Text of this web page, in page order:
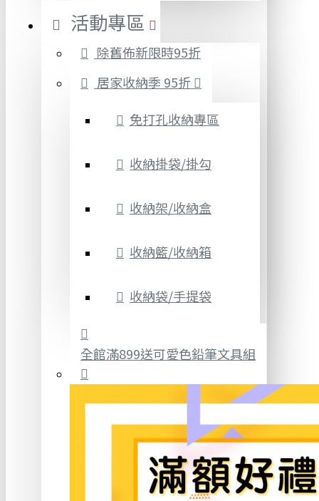
活動專區
除舊佈新限時95折
居家收納季 95折
免打孔收納專區
收納掛袋/掛勾
收納架/收納盒
收納籃/收納箱
收納袋/手提袋
全館滿899送可愛色鉛筆文具組